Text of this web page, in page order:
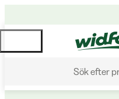
Sök efter